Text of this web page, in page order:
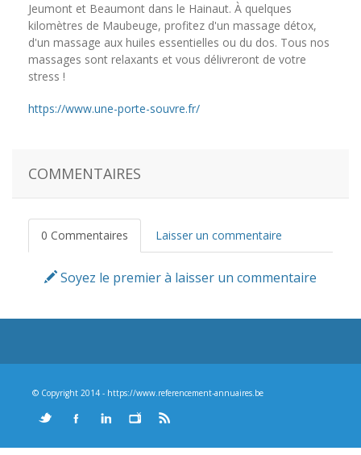
Jeumont et Beaumont dans le Hainaut. À quelques
kilomètres de Maubeuge, profitez d'un massage détox,
d'un massage aux huiles essentielles ou du dos. Tous nos
massages sont relaxants et vous délivreront de votre
stress !
https://www.une-porte-souvre.fr/
COMMENTAIRES
0 Commentaires Laisser un commentaire
Soyez le premier à laisser un commentaire
© Copyright 2014 - https://www.referencement-annuaires.be